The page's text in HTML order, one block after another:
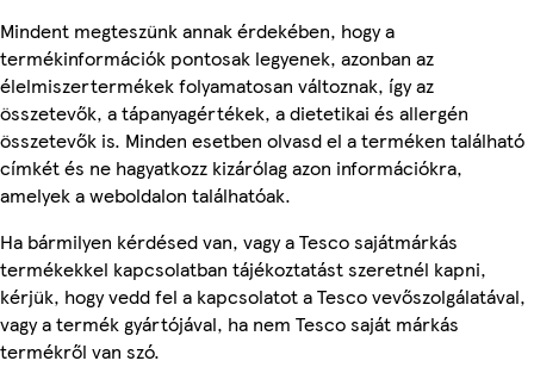
Mindent megteszünk annak érdekében, hogy a
termékinformációk pontosak legyenek, azonban az
élelmiszertermékek folyamatosan változnak, így az
összetevők, a tápanyagértékek, a dietetikai és allergén
összetevők is. Minden esetben olvasd el a terméken található
címkét és ne hagyatkozz kizárólag azon információkra,
amelyek a weboldalon találhatóak.
Ha bármilyen kérdésed van, vagy a Tesco sajátmárkás
termékekkel kapcsolatban tájékoztatást szeretnél kapni,
kérjük, hogy vedd fel a kapcsolatot a Tesco vevőszolgálatával,
vagy a termék gyártójával, ha nem Tesco saját márkás
termékről van szó.